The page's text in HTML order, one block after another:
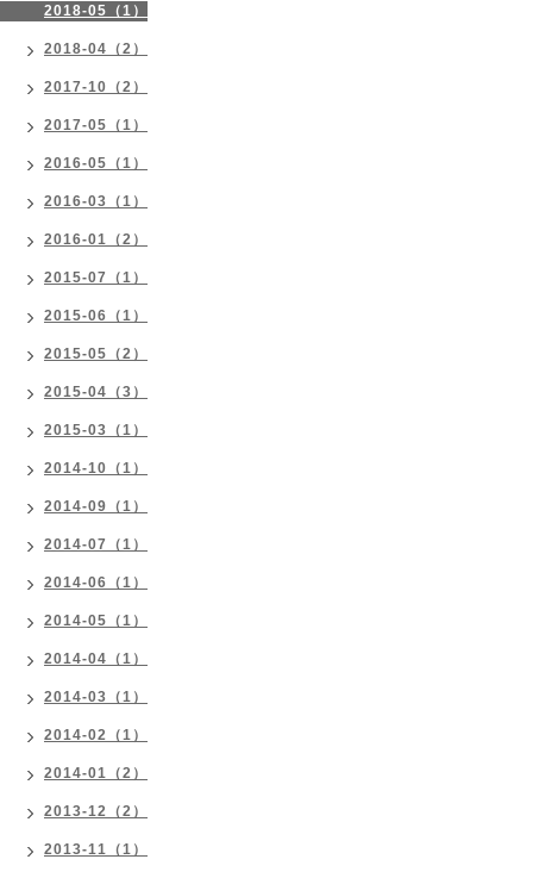
2018-05（1）
2018-04（2）
2017-10（2）
2017-05（1）
2016-05（1）
2016-03（1）
2016-01（2）
2015-07（1）
2015-06（1）
2015-05（2）
2015-04（3）
2015-03（1）
2014-10（1）
2014-09（1）
2014-07（1）
2014-06（1）
2014-05（1）
2014-04（1）
2014-03（1）
2014-02（1）
2014-01（2）
2013-12（2）
2013-11（1）